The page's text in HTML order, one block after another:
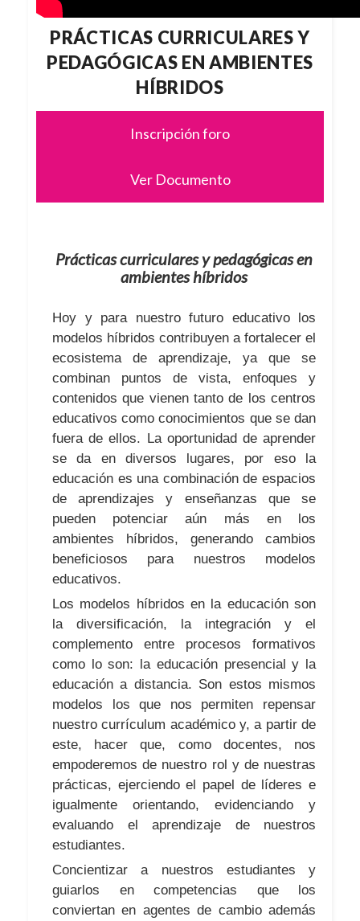
PRÁCTICAS CURRICULARES Y
PEDAGÓGICAS EN AMBIENTES
HÍBRIDOS
Inscripción foro
Ver Documento
Prácticas curriculares y pedagógicas en
ambientes híbridos
Hoy y para nuestro futuro educativo los
modelos híbridos contribuyen a fortalecer el
ecosistema de aprendizaje, ya que se
combinan puntos de vista, enfoques y
contenidos que vienen tanto de los centros
educativos como conocimientos que se dan
fuera de ellos. La oportunidad de aprender
se da en diversos lugares, por eso la
educación es una combinación de espacios
de aprendizajes y enseñanzas que se
pueden potenciar aún más en los
ambientes híbridos, generando cambios
beneficiosos para nuestros modelos
educativos.
Los modelos híbridos en la educación son
la diversificación, la integración y el
complemento entre procesos formativos
como lo son: la educación presencial y la
educación a distancia. Son estos mismos
modelos los que nos permiten repensar
nuestro currículum académico y, a partir de
este, hacer que, como docentes, nos
empoderemos de nuestro rol y de nuestras
prácticas, ejerciendo el papel de líderes e
igualmente orientando, evidenciando y
evaluando el aprendizaje de nuestros
estudiantes.
Concientizar a nuestros estudiantes y
guiarlos en competencias que los
conviertan en agentes de cambio además